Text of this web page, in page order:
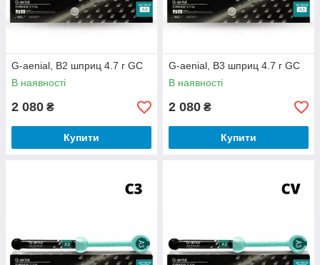
G-aenial, В2 шприц 4.7 г GC
В наявності
2 080 ₴
Купити
G-aenial, В3 шприц 4.7 г GC
В наявності
2 080 ₴
Купити